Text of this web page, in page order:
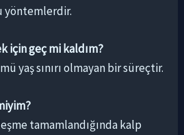
yöntemlerdir.
için geç mi kaldım?
yaş sınırı olmayan bir süreçtir.
tamamlandığında kalp